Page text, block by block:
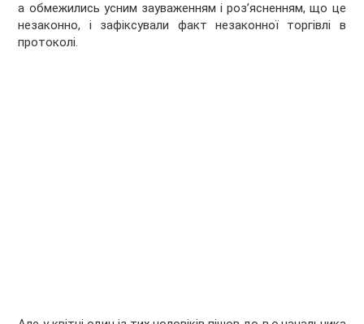
а обмежились усним зауваженням і роз’ясненням, що це
незаконно, і зафіксували факт незаконної торгівлі в
протоколі.